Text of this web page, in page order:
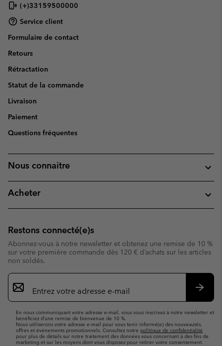
(+)33159500000
Service client
Formulaire de contact
Retours
Rétractation
Statut de la commande
Livraison
Paiement
Questions fréquentes
Nous connaitre
Acheter
Restons connecté(e)s
Abonnez-vous à notre newsletter et obtenez une remise de 10 %
sur votre première commande dès 120 € d’achats sur les articles
non soldés.
Inscription
par
e-
En nous communiquant votre adresse e-mail, vous vous inscrivez à notre newsletter et
bénéficiez d’une remise de bienvenue de 10 %.
Nous utiliserons votre adresse e-mail pour vous tenir informé(e) des nouveautés,
offres et événements promotionnels. Consultez notre politique de confidentialité
pour plus de détails sur notre traitement des données vous concernant à des fins de
marketing et sur les moyens dont vous disposez pour retirer votre consentement.